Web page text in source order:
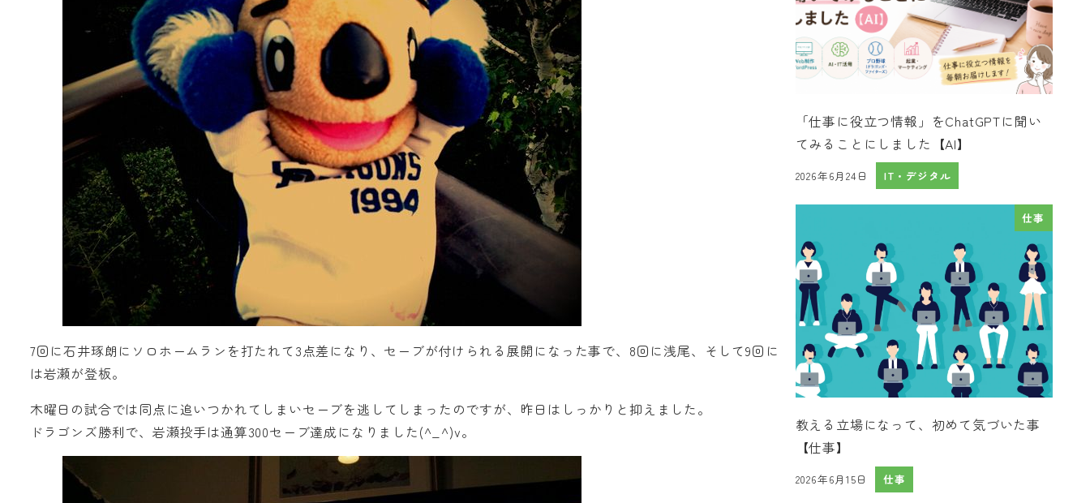
7回に石井琢朗にソロホームランを打たれて3点差になり、セーブが付けられる展開になった事で、8回に浅尾、そして9回に
は岩瀬が登板。
木曜日の試合では同点に追いつかれてしまいセーブを逃してしまったのですが、昨日はしっかりと抑えました。
ドラゴンズ勝利で、岩瀬投手は通算300セーブ達成になりました(^_^)v。
「仕事に役立つ情報」をChatGPTに聞い
てみることにしました【AI】
投稿日
2026年6月24日 IT・デジタル
仕事
教える立場になって、初めて気づいた事
【仕事】
投稿日
2026年6月15日 仕事